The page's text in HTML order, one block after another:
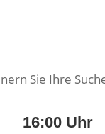
Sie Ihre
16:00 Uhr